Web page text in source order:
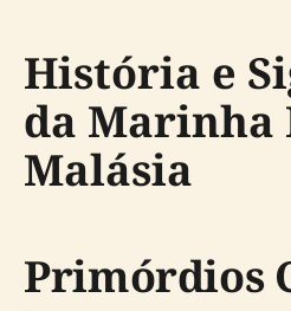
História e
da Marinha
Malásia
Primórdios